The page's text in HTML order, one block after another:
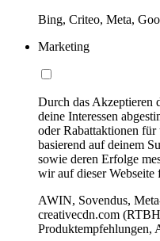
Bing, Criteo, Meta,
Marketing
Durch das Akzeptieren
deine Interessen
oder Rabattaktionen für
basierend auf deinem
sowie deren Erfolge
wir auf dieser Webseite
AWIN, Sovendus,
creativecdn.com
Produktempfehlungen,